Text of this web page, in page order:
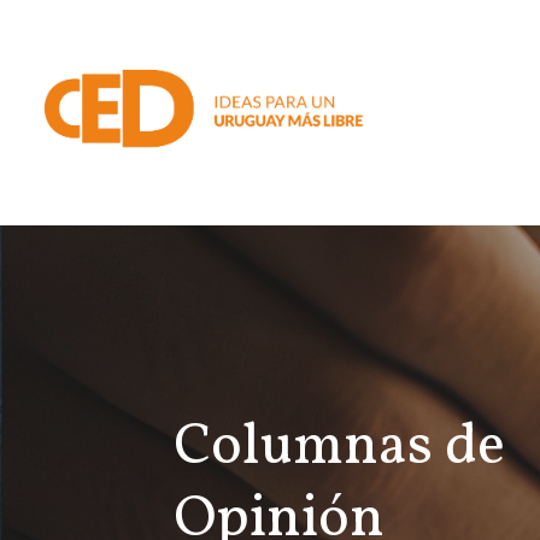
Columnas de
Opinión